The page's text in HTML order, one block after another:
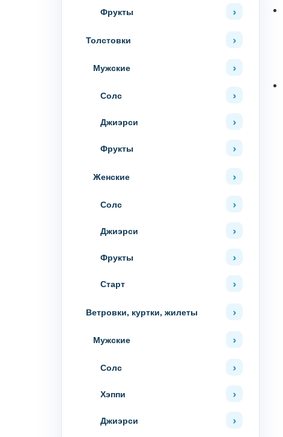
Фрукты
Толстовки
Мужские
Солс
Джиэрси
Фрукты
Женские
Солс
Джиэрси
Фрукты
Старт
Ветровки, куртки, жилеты
Мужские
Солс
Хэппи
Джиэрси